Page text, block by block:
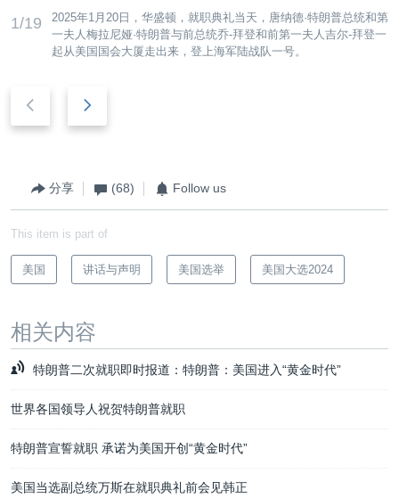
1/19
2025年1月20日，华盛顿，就职典礼当天，唐纳德·特朗普总统和第
一夫人梅拉尼娅·特朗普与前总统乔-拜登和前第一夫人吉尔-拜登一
起从美国国会大厦走出来，登上海军陆战队一号。
分享 (68) Follow us
This item is part of
美国 讲话与声明 美国选举 美国大选2024
相关内容
特朗普二次就职即时报道：特朗普：美国进入“黄金时代”
世界各国领导人祝贺特朗普就职
特朗普宣誓就职 承诺为美国开创“黄金时代”
美国当选副总统万斯在就职典礼前会见韩正